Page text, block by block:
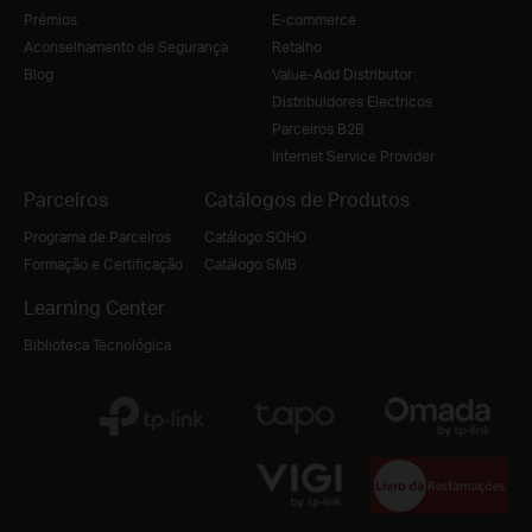
Prémios
Aconselhamento de Segurança
Blog
E-commerce
Retalho
Value-Add Distributor
Distribuidores Electricos
Parceiros B2B
Internet Service Provider
Parceiros
Programa de Parceiros
Formação e Certificação
Catálogos de Produtos
Catálogo SOHO
Catálogo SMB
Learning Center
Biblioteca Tecnológica